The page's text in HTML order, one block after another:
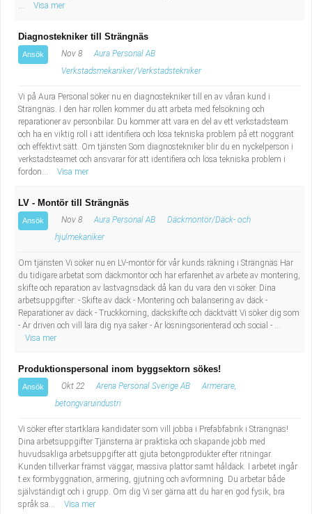
...
Visa mer
Diagnostekniker till Strängnäs
Ansök Nov 8
Aura Personal AB
Verkstadsmekaniker/Verkstadstekniker
Vi på Aura Personal söker nu en diagnostekniker till en av våran kund i
Strängnäs. I den här rollen kommer du att arbeta med felsökning och
reparationer av personbilar. Du kommer att vara en del av ett verkstadsteam
och ha en viktig roll i att identifiera och lösa tekniska problem på ett noggrant
och effektivt sätt. Om tjänsten Som diagnostekniker blir du en nyckelperson i
verkstadsteamet och ansvarar för att identifiera och lösa tekniska problem i
fordon...
Visa mer
LV - Montör till Strängnäs
Ansök Nov 8 Aura Personal AB
Däckmontör/Däck- och
hjulmekaniker
Om tjänsten Vi söker nu en LV-montör för vår kunds räkning i Strängnäs Har
du tidigare arbetat som däckmontör och har erfarenhet av arbete av montering,
skifte och reparation av lastvagnsdäck då kan du vara den vi söker. Dina
arbetsuppgifter: - Skifte av däck - Montering och balansering av däck -
Reparationer av däck - Truckkörning, däckskifte och däcktvätt Vi söker dig som
- Är driven och vill lära dig nya saker - Är lösningsorienterad och social - ...
Visa mer
Produktionspersonal inom byggsektorn sökes!
Ansök Okt 22 Arena Personal Sverige AB
Armerare,
betongvaruindustri
Vi söker efter startklara kandidater som vill jobba i Prefabfabrik i Strängnäs!
Dina arbetsuppgifter Tjänsterna är praktiska och skapande jobb med
huvudsakliga arbetsuppgifter att gjuta betongprodukter efter ritningar.
Kunden tillverkar främst väggar, massiva plattor samt håldäck. I arbetet ingår
t.ex formbyggnation, armering, gjutning och avformning. Du arbetar både
självständigt och i grupp. Om dig Vi ser gärna att du har en god fysik, bra
språk sa...
Visa mer